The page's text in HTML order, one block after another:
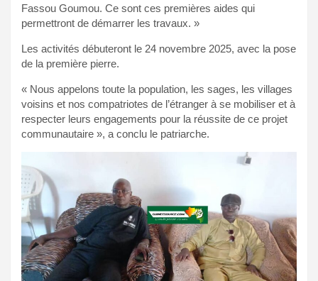
Fassou Goumou. Ce sont ces premières aides qui
permettront de démarrer les travaux. »
Les activités débuteront le 24 novembre 2025, avec la pose
de la première pierre.
« Nous appelons toute la population, les sages, les villages
voisins et nos compatriotes de l’étranger à se mobiliser et à
respecter leurs engagements pour la réussite de ce projet
communautaire », a conclu le patriarche.